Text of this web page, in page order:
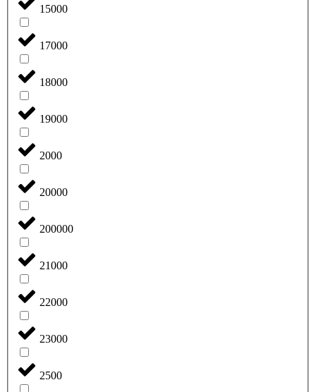
15000
17000
18000
19000
2000
20000
200000
21000
22000
23000
2500